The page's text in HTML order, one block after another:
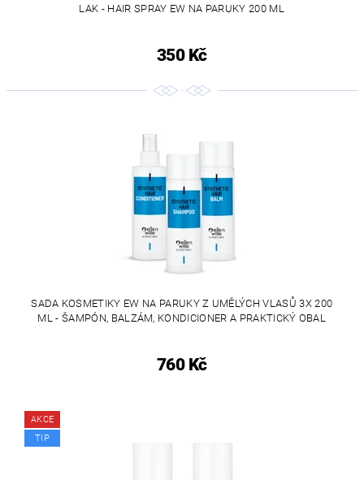
LAK - HAIR SPRAY EW NA PARUKY 200 ML
350 Kč
SADA KOSMETIKY EW NA PARUKY Z UMĚLÝCH VLASŮ 3X 200
ML - ŠAMPÓN, BALZÁM, KONDICIONER A PRAKTICKÝ OBAL
760 Kč
AKCE
TIP